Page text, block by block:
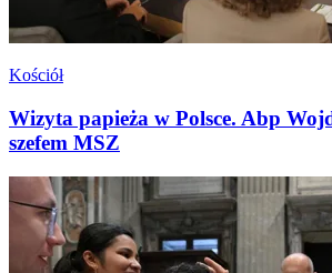
Kościół
Wizyta papieża w Polsce. Abp
szefem MSZ